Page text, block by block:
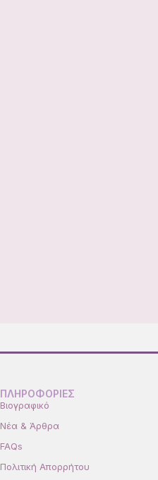
ΠΛΗΡΟΦΟΡΙΕΣ
Βιογραφικό
Νέα & Άρθρα
FAQs
Πολιτική Απορρήτου